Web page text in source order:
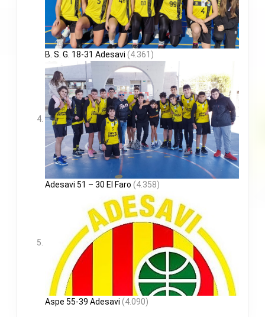
B. S. G. 18-31 Adesavi (4.361)
Adesavi 51 – 30 El Faro (4.358)
Aspe 55-39 Adesavi (4.090)